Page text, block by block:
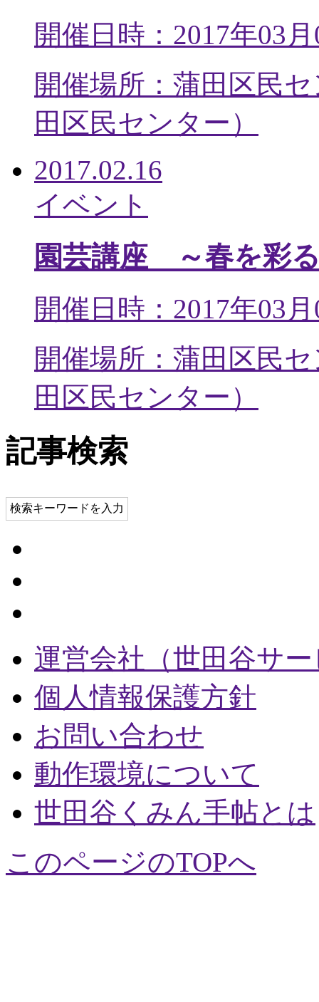
開催日時：2017年03
開催場所：蒲田区民
田区民センター ）
2017.02.16
イベント
園芸講座 ～春を彩
開催日時：2017年03
開催場所：蒲田区民
田区民センター ）
記事検索
検索キーワードを入力
運営会社（世田谷サ
個人情報保護方針
お問い合わせ
動作環境について
世田谷くみん手帖とは
このページのTOPへ